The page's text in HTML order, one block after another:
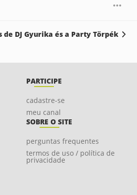
de DJ Gyurika és a Party Törpék
PARTICIPE
cadastre-se
meu canal
SOBRE O SITE
perguntas frequentes
termos de uso / política de
privacidade